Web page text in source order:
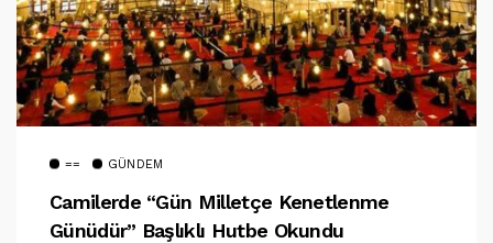
== GÜNDEM
Camilerde “Gün Milletçe Kenetlenme
Günüdür” Başlıklı Hutbe Okundu